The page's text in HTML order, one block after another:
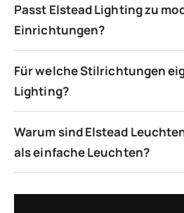
Passt Elstead Lighting zu
Einrichtungen?
Für welche Stilrichtungen
Lighting?
Warum sind Elstead
als einfache Leuchten?